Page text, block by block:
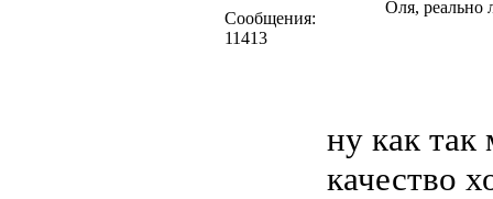
Сообщения:
11413
Оля, реально
ну как
качество